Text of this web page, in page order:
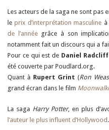
Les acteurs de la saga ne sont pas
leprix d’interprétation masculine à
de l’annéegrâce à son
notamment fait un discours qui a
Pour ce qui est de Daniel
été couverte par Poudlard.org.
Quant à Rupert Grint (Ron
grand écran dans le film
La saga Harry Potter, en plus
l’auteur le plus influent d’Hollywood .